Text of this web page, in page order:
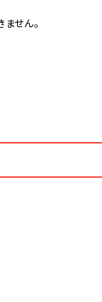
せん。